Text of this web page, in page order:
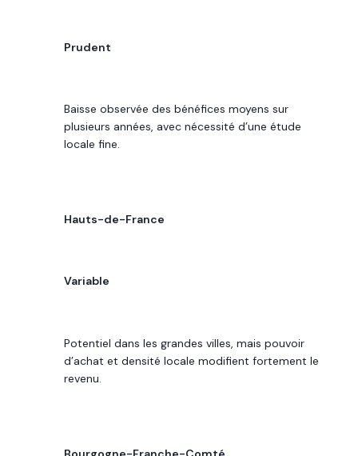
Prudent
Baisse observée des bénéfices moyens sur
plusieurs années, avec nécessité d’une étude
locale fine.
Hauts-de-France
Variable
Potentiel dans les grandes villes, mais pouvoir
d’achat et densité locale modifient fortement le
revenu.